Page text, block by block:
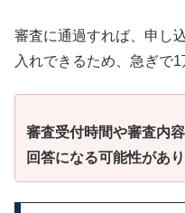
審査に通過すれば、申し
入れできるため、急ぎで
審査受付時間や審査内
回答になる可能性があり